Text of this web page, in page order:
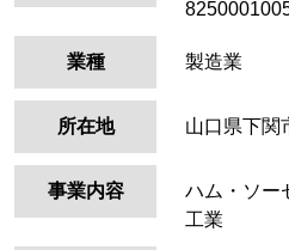
業種 製造業
所在地 山口県下関
事業内容
ハム・ソー
工業